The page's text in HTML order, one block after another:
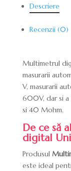
Descriere
Recenzii (0)
Multimetrul
masurarii
V, masurarii
600V, dar si a
si 40 Mohm.
De ce să
digital
Produsul
este ideal